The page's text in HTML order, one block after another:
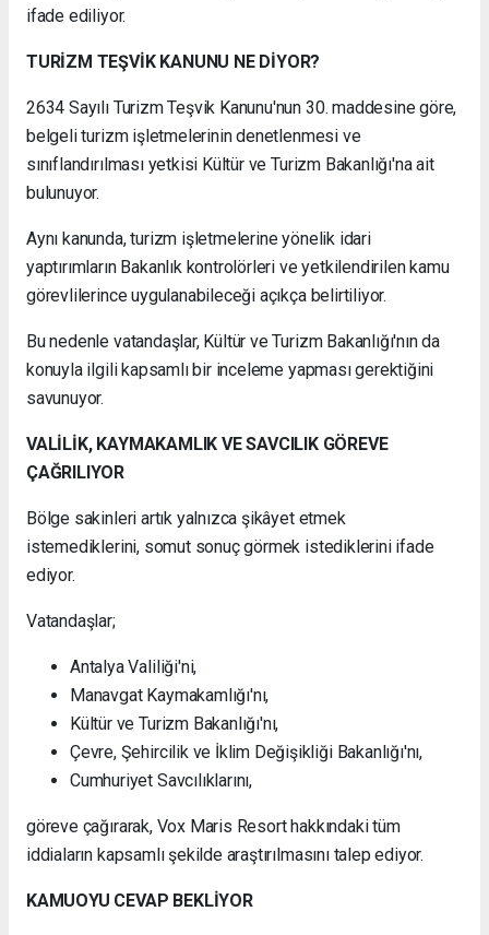
ifade ediliyor.
TURİZM TEŞVİK KANUNU NE DİYOR?
2634 Sayılı Turizm Teşvik Kanunu'nun 30. maddesine göre,
belgeli turizm işletmelerinin denetlenmesi ve
sınıflandırılması yetkisi Kültür ve Turizm Bakanlığı'na ait
bulunuyor.
Aynı kanunda, turizm işletmelerine yönelik idari
yaptırımların Bakanlık kontrolörleri ve yetkilendirilen kamu
görevlilerince uygulanabileceği açıkça belirtiliyor.
Bu nedenle vatandaşlar, Kültür ve Turizm Bakanlığı'nın da
konuyla ilgili kapsamlı bir inceleme yapması gerektiğini
savunuyor.
VALİLİK, KAYMAKAMLIK VE SAVCILIK GÖREVE
ÇAĞRILIYOR
Bölge sakinleri artık yalnızca şikâyet etmek
istemediklerini, somut sonuç görmek istediklerini ifade
ediyor.
Vatandaşlar;
Antalya Valiliği'ni,
Manavgat Kaymakamlığı'nı,
Kültür ve Turizm Bakanlığı'nı,
Çevre, Şehircilik ve İklim Değişikliği Bakanlığı'nı,
Cumhuriyet Savcılıklarını,
göreve çağırarak, Vox Maris Resort hakkındaki tüm
iddiaların kapsamlı şekilde araştırılmasını talep ediyor.
KAMUOYU CEVAP BEKLİYOR